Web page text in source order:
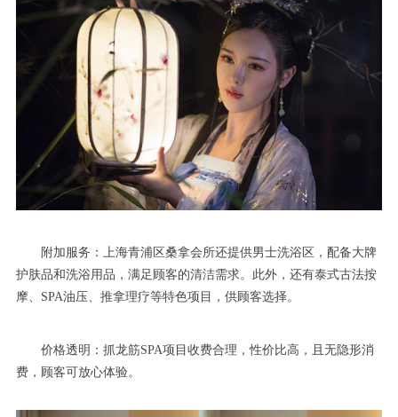
附加服务：上海青浦区桑拿会所还提供男士洗浴区，配备大牌
护肤品和洗浴用品，满足顾客的清洁需求。此外，还有泰式古法按
摩、SPA油压、推拿理疗等特色项目，供顾客选择。
价格透明：抓龙筋SPA项目收费合理，性价比高，且无隐形消
费，顾客可放心体验。